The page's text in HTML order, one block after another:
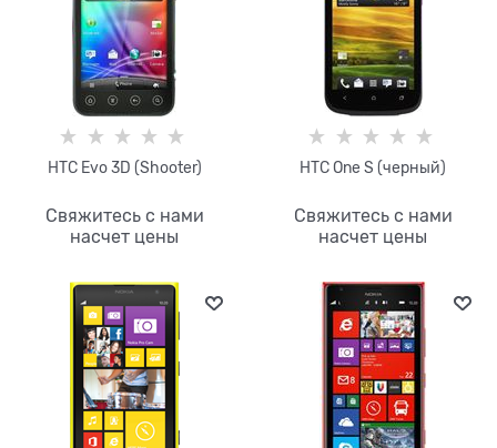
HTC Evo 3D (Shooter)
Свяжитесь с нами
насчет цены
HTC One S (черный)
Свяжитесь с нами
насчет цены